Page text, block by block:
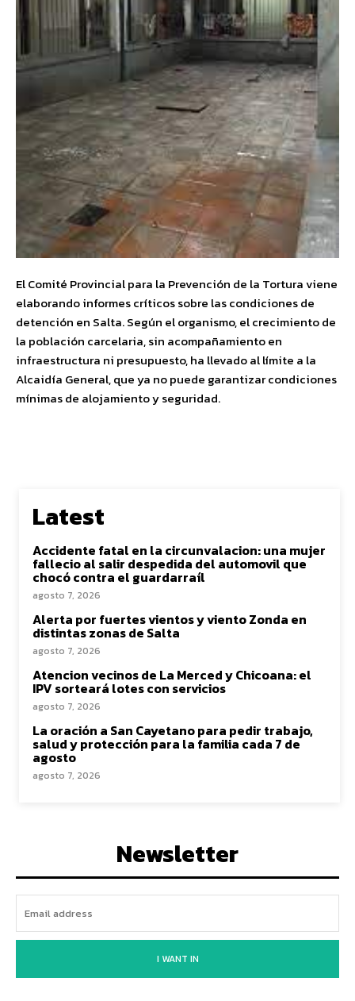
El Comité Provincial para la Prevención de la Tortura viene
elaborando informes críticos sobre las condiciones de
detención en Salta. Según el organismo, el crecimiento de
la población carcelaria, sin acompañamiento en
infraestructura ni presupuesto, ha llevado al límite a la
Alcaidía General, que ya no puede garantizar condiciones
mínimas de alojamiento y seguridad.
Latest
Accidente fatal en la circunvalacion: una mujer
fallecio al salir despedida del automovil que
chocó contra el guardarraíl
agosto 7, 2026
Alerta por fuertes vientos y viento Zonda en
distintas zonas de Salta
agosto 7, 2026
Atencion vecinos de La Merced y Chicoana: el
IPV sorteará lotes con servicios
agosto 7, 2026
La oración a San Cayetano para pedir trabajo,
salud y protección para la familia cada 7 de
agosto
agosto 7, 2026
Newsletter
I WANT IN